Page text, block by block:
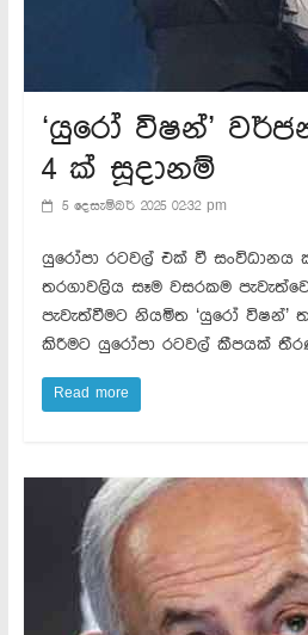
‘යුරෝ විෂන්’
4 ක් සූදානම්
5 දෙසැම්බර් 2025 02:32 pm
යුරෝපා රටවල් එක් වී සංවිධානය
තරගාවලිය සෑම වසරකම
පැවැත්වීමට නියමිත ‘යුරෝ විෂන්’
කිරීමට යුරෝපා රටවල් කීපයක්
Read more